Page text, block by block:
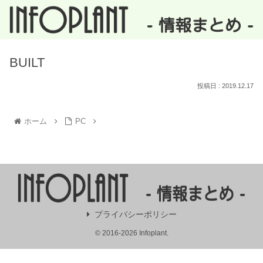
BUILT
2019.12.17
ホーム PC
プライバシーポリシー
© 2016-2026 Infoplant.